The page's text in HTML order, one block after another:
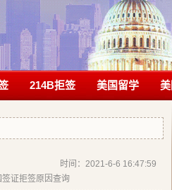
214B拒签 美国留学
时间：2021-6-6 16:47:59
证拒签原因查询